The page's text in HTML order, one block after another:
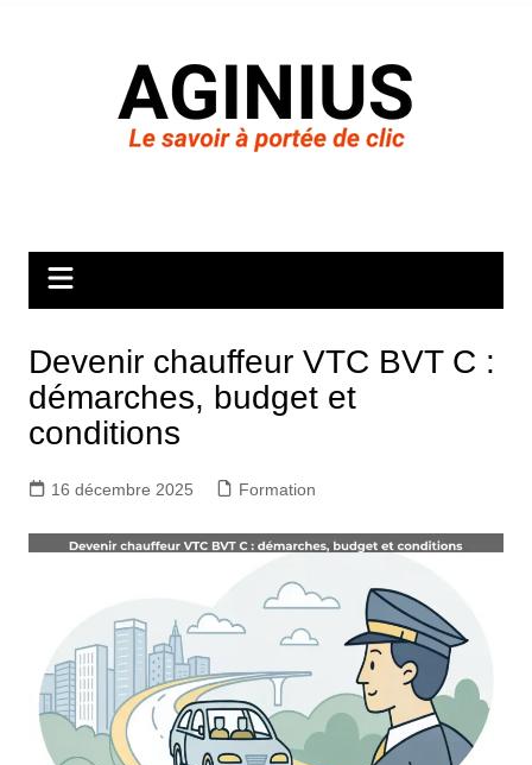
Devenir chauffeur VTC BVT C :
démarches, budget et
conditions
16 décembre 2025 Formation